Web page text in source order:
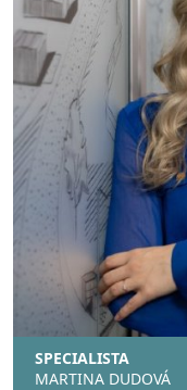
SPECIALISTA
MARTINA DUDOVÁ